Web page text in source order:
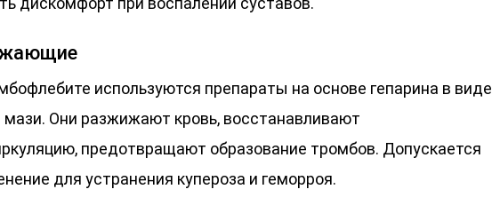
используются препараты на основе гепарина в виде
мази. Они разжижают кровь, восстанавливают
предотвращают образование тромбов. Допускается
для устранения купероза и геморроя.